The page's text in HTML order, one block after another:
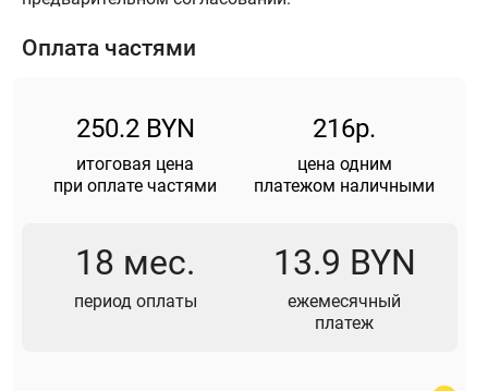
Оплата частями
250.2 BYN
итоговая цена
при оплате частями
216р.
цена одним
платежом наличными
18 мес.
период оплаты
13.9 BYN
ежемесячный
платеж